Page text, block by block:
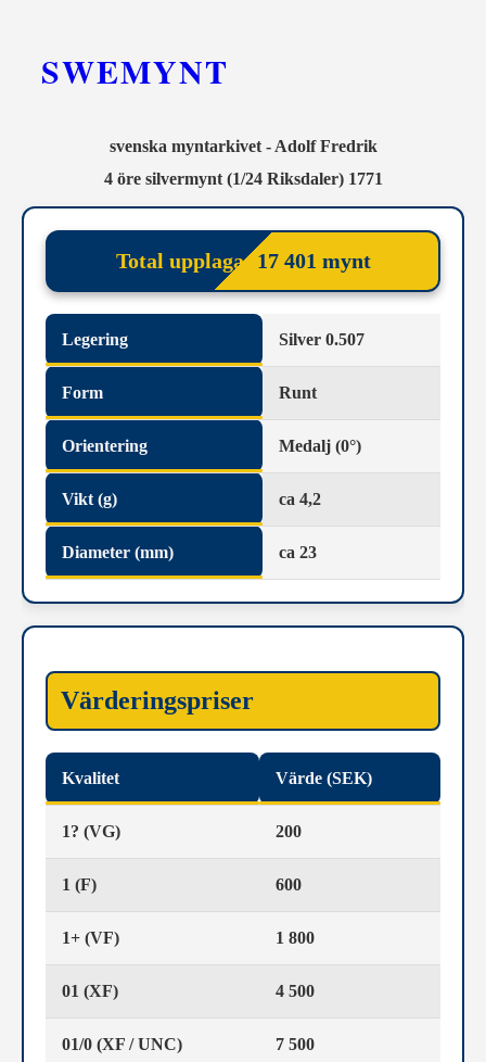
SWEMYNT
svenska myntarkivet - Adolf Fredrik
4 öre silvermynt (1/24 Riksdaler) 1771
Total upplaga: 17 401 mynt
Legering Silver 0.507
Form Runt
Orientering Medalj (0°)
Vikt (g) ca 4,2
Diameter (mm) ca 23
Värderingspriser
Kvalitet Värde (SEK)
1? (VG) 200
1 (F) 600
1+ (VF) 1 800
01 (XF) 4 500
01/0 (XF / UNC) 7 500